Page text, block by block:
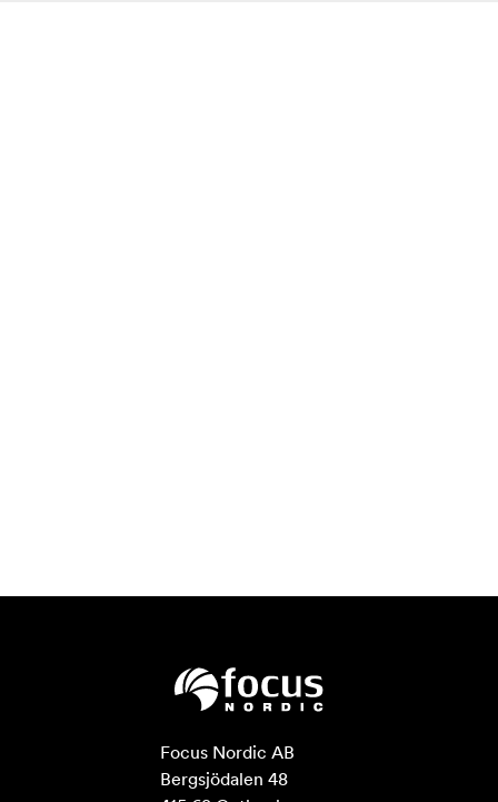
Focus Nordic AB
Bergsjödalen 48